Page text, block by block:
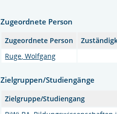
Zugeordnete Person
Zugeordnete Person
Ruge, Wolfgang
Zielgruppen/Studiengänge
Zielgruppe/Studiengang